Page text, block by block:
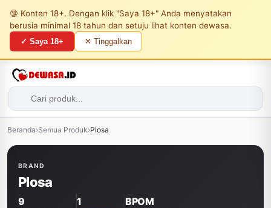
🔞 Konten 18+. Dengan klik "Saya 18+" Anda menyatakan
berusia minimal 18 tahun dan setuju lihat konten dewasa.
✓ Saya 18+ ✕ Tinggalkan
Beranda›Semua Produk›Plosa
BRAND
Plosa
9 1 BPOM